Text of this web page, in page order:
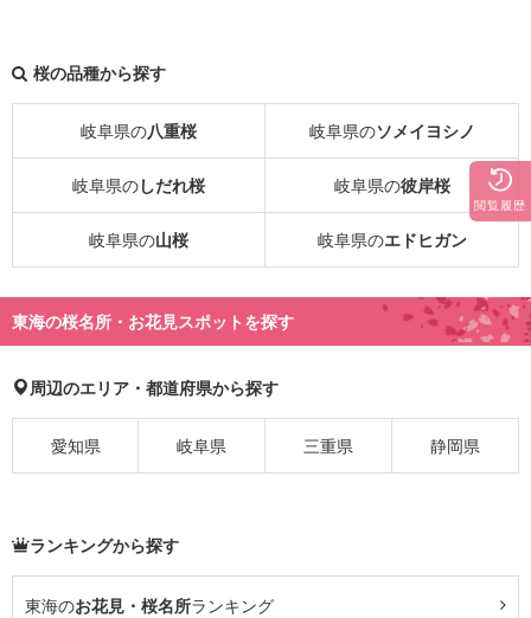
桜の品種から探す
岐阜県の八重桜 岐阜県のソメイヨシノ
岐阜県のしだれ桜 岐阜県の彼岸桜
岐阜県の山桜 岐阜県のエドヒガン
東海の桜名所・お花見スポットを探す
周辺のエリア・都道府県から探す
愛知県 岐阜県 三重県 静岡県
ランキングから探す
東海のお花見・桜名所ランキング
閲覧履歴